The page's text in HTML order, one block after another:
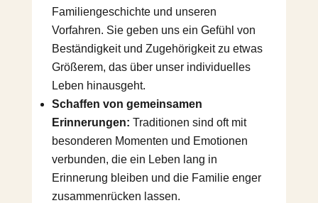
Familiengeschichte und unseren
Vorfahren. Sie geben uns ein Gefühl von
Beständigkeit und Zugehörigkeit zu etwas
Größerem, das über unser individuelles
Leben hinausgeht.
Schaffen von gemeinsamen
Erinnerungen: Traditionen sind oft mit
besonderen Momenten und Emotionen
verbunden, die ein Leben lang in
Erinnerung bleiben und die Familie enger
zusammenrücken lassen.